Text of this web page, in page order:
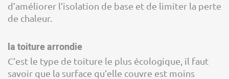
d’améliorer l’isolation de base et de limiter la perte
de chaleur.
la toiture arrondie
C’est le type de toiture le plus écologique, il faut
savoir que la surface qu’elle couvre est moins